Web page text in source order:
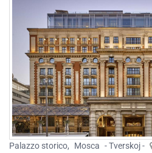
Palazzo storico, Mosca - Tverskoj -